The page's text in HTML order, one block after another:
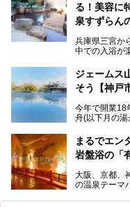
る！美容に
泉すずらん
兵庫県三宮か
中での入浴が
ジェームス
そう【神戸
今年で開業18
舟(以下月の湯
まるでエン
岩盤浴の「
大阪、京都、
の温泉テーマ